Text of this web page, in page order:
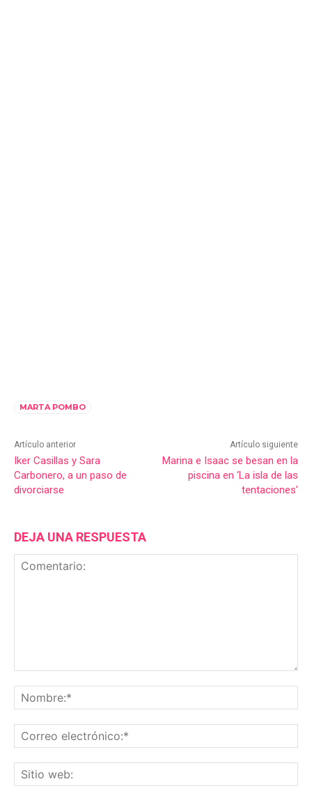
MARTA POMBO
Artículo anterior
Iker Casillas y Sara
Carbonero, a un paso de
divorciarse
Artículo siguiente
Marina e Isaac se besan en la
piscina en ‘La isla de las
tentaciones’
DEJA UNA RESPUESTA